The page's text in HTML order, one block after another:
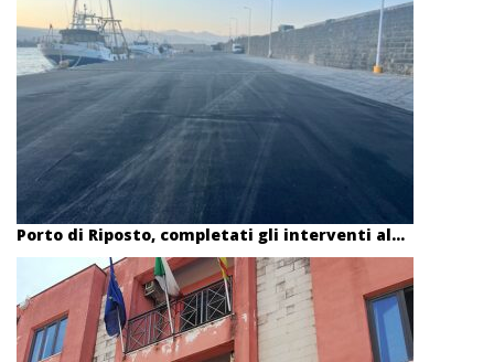
Porto di Riposto, completati gli interventi al...